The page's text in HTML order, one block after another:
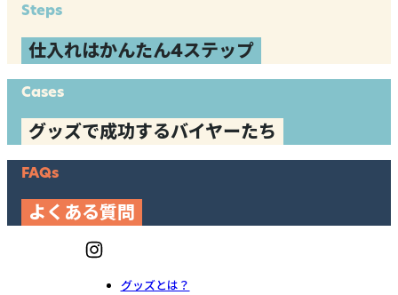
Steps
仕入れはかんたん4ステップ
Cases
グッズで成功するバイヤーたち
FAQs
よくある質問
グッズとは？